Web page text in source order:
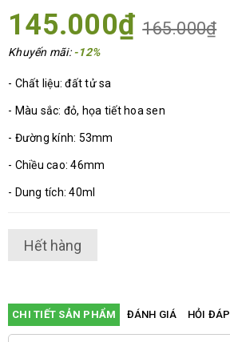
145.000₫ 165.000₫
Khuyến mãi:-12%
- Chất liệu: đất tử sa
- Màu sắc: đỏ, họa tiết hoa sen
- Đường kính: 53mm
- Chiều cao: 46mm
- Dung tích: 40ml
Hết hàng
CHI TIẾT SẢN PHẨM ĐÁNH GIÁ HỎI ĐÁP